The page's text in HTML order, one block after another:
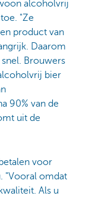
alcoholvrij
"Ze
product van
Daarom
Brouwers
bier
90% van de
uit de
voor
"Vooral omdat
Als u